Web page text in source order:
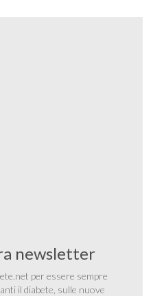
newsletter
per essere sempre
il diabete, sulle nuove